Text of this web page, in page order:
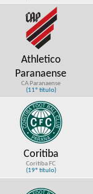
Athletico
Paranaense
CA Paranaense
(11º título)
Coritiba
Coritiba FC
(19º título)